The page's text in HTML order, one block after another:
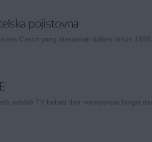
pojistovna
Czech yang diasaskan dalam tahun 1995.
adalah TV bebas dan mempunyai fungsi